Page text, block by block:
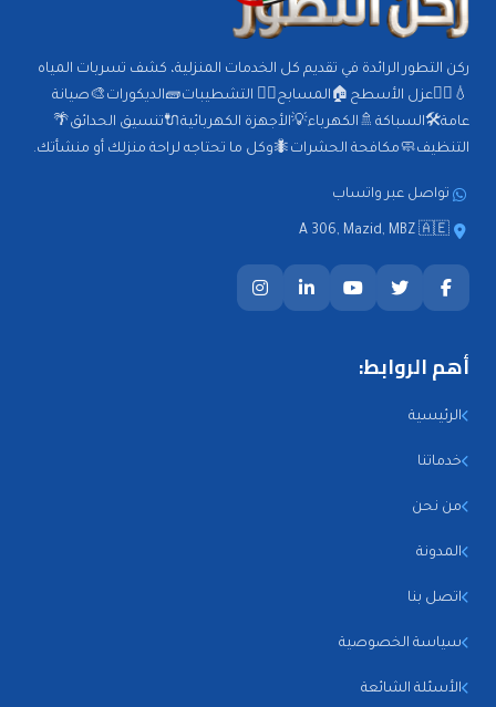
ركن التطور الرائدة في تقديم كل الخدمات المنزلية، كشف تسربات المياه
💧🕵️‍♂️عزل الأسطح🏠المسابح🏊‍♂️ التشطيبات🧱الديكورات🎨صيانة
عامة🛠️السباكة🚿الكهرباء💡الأجهزة الكهربائية🔌تنسيق الحدائق🌴
التنظيف🧼مكافحة الحشرات🐜وكل ما تحتاجه لراحة منزلك أو منشأتك.
تواصل عبر واتساب
A 306, Mazid, MBZ 🇦🇪
أهم الروابط:
الرئيسية
خدماتنا
من نحن
المدونة
اتصل بنا
سياسة الخصوصية
الأسئلة الشائعة